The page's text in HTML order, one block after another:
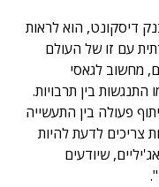
דיסקונט, הוא לראות
עם זו של העולם
מחשוב לגאסי
בין תרבויות.
פעולה בין התעשייה
צריכים לדעת להיות
שיודעים